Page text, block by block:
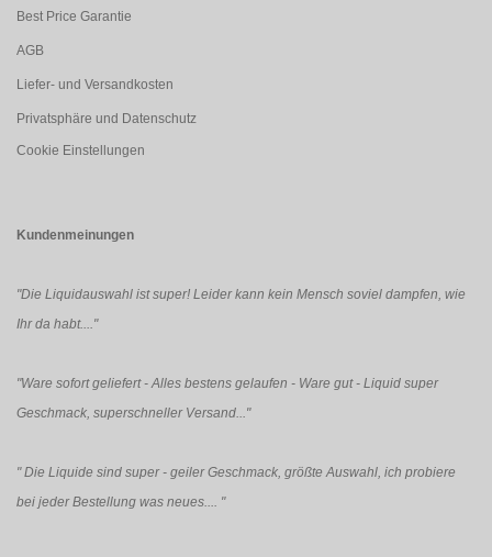
Best Price Garantie
AGB
Liefer- und Versandkosten
Privatsphäre und Datenschutz
Cookie Einstellungen
Kundenmeinungen
"Die Liquidauswahl ist super! Leider kann kein Mensch soviel dampfen, wie
Ihr da habt...."
"Ware sofort geliefert - Alles bestens gelaufen - Ware gut - Liquid super
Geschmack, superschneller Versand..."
"Die Liquide sind super - geiler Geschmack, größte Auswahl, ich probiere
bei jeder Bestellung was neues.... "